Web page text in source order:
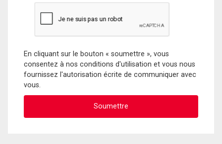
En cliquant sur le bouton « soumettre », vous
consentez à nos conditions d'utilisation et vous nous
fournissez l'autorisation écrite de communiquer avec
vous.